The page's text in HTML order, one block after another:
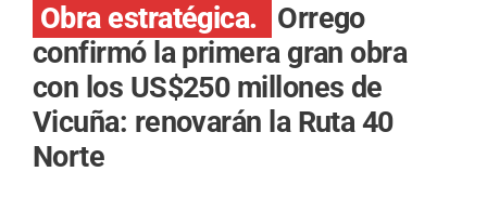
Obra estratégica.
Orrego
confirmó la primera gran obra
con los US$250 millones de
Vicuña: renovarán la Ruta 40
Norte